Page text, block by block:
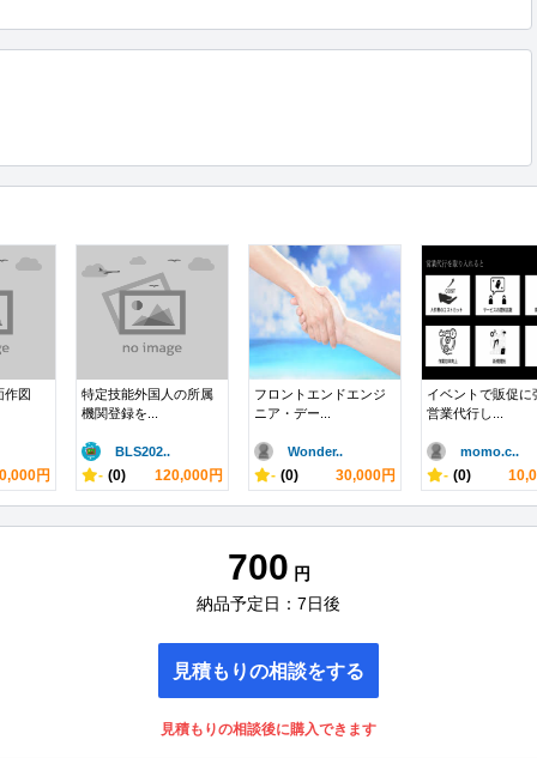
作図
円
特定技能外国人の所属
機関登録を...
BLS202..
- (0) 120,000円
フロントエンドエンジ
ニア・デー...
Wonder..
- (0) 30,000円
イベントで販促に
営業代行し...
momo.c..
- (0)
700 円
納品予定日：7日後
見積もりの相談をする
見積もりの相談後に購入できます